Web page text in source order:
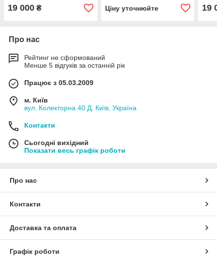
19 000 ₴ Ціну уточнюйте 19
Про нас
Рейтинг не сформований
Менше 5 відгуків за останній рік
Працює з 05.03.2009
м. Київ
вул. Колекторна 40 Д, Київ, Україна
Контакти
Сьогодні вихідний
Показати весь графік роботи
Про нас
Контакти
Доставка та оплата
Графік роботи